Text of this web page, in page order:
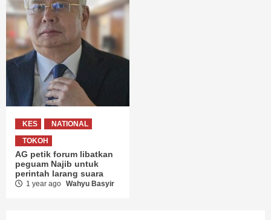
KES
NATIONAL
TOKOH
AG petik forum libatkan
peguam Najib untuk
perintah larang suara
1 year ago Wahyu Basyir